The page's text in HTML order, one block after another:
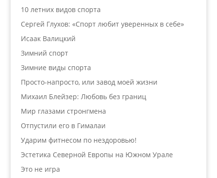
10 летних видов спорта
Сергей Глухов: «Спорт любит уверенных в себе»
Исаак Валицкий
Зимний спорт
Зимние виды спорта
Просто-напросто, или завод моей жизни
Михаил Блейзер: Любовь без границ
Мир глазами стронгмена
Отпустили его в Гималаи
Ударим фитнесом по нездоровью!
Эстетика Северной Европы на Южном Урале
Это не игра